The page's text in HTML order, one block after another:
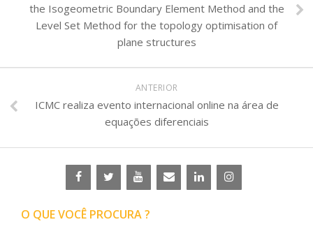
the Isogeometric Boundary Element Method and the
Level Set Method for the topology optimisation of
plane structures
ANTERIOR
ICMC realiza evento internacional online na área de
equações diferenciais
O QUE VOCÊ PROCURA ?